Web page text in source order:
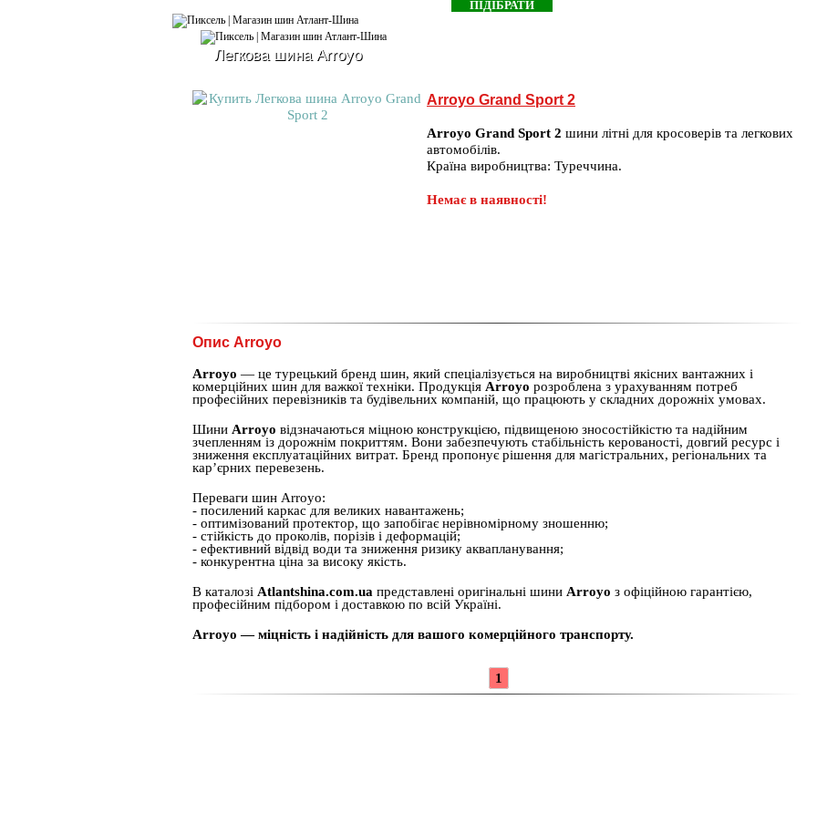
Легкова шина Arroyo
Arroyo Grand Sport 2
Arroyo Grand Sport 2 шини літні для кросоверів та легкових
автомобілів.
Країна виробництва: Туреччина.
Немає в наявності!
Опис Arroyo
Arroyo — це турецький бренд шин, який спеціалізується на виробництві якісних вантажних і
комерційних шин для важкої техніки. Продукція Arroyo розроблена з урахуванням потреб
професійних перевізників та будівельних компаній, що працюють у складних дорожніх умовах.
Шини Arroyo відзначаються міцною конструкцією, підвищеною зносостійкістю та надійним
зчепленням із дорожнім покриттям. Вони забезпечують стабільність керованості, довгий ресурс і
зниження експлуатаційних витрат. Бренд пропонує рішення для магістральних, регіональних та
кар’єрних перевезень.
Переваги шин Arroyo:
- посилений каркас для великих навантажень;
- оптимізований протектор, що запобігає нерівномірному зношенню;
- стійкість до проколів, порізів і деформацій;
- ефективний відвід води та зниження ризику аквапланування;
- конкурентна ціна за високу якість.
В каталозі Atlantshina.com.ua представлені оригінальні шини Arroyo з офіційною гарантією,
професійним підбором і доставкою по всій Україні.
Arroyo — міцність і надійність для вашого комерційного транспорту.
1